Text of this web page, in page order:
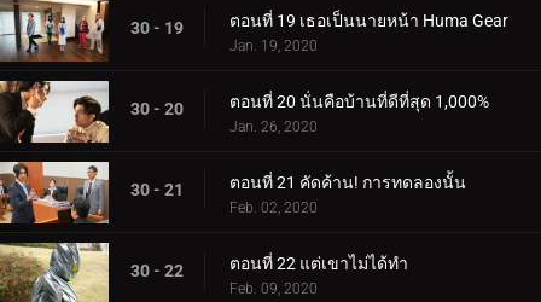
30 - 19 ตอนที่ 19 เธอเป็นนายหน้า Huma Gear
Jan. 19, 2020
30 - 20 ตอนที่ 20 นั่นคือบ้านที่ดีที่สุด 1,000%
Jan. 26, 2020
30 - 21 ตอนที่ 21 คัดค้าน! การทดลองนั้น
Feb. 02, 2020
30 - 22 ตอนที่ 22 แต่เขาไม่ได้ทำ
Feb. 09, 2020